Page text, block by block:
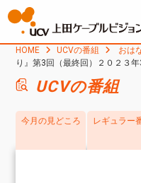
HOME UCVの番組 おは
り』第3回（最終回）２０２３
UCVの番組
今月の見どころ レギュラー